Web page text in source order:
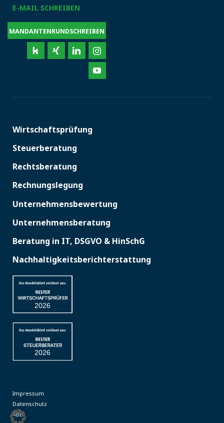
E-MAIL SCHREIBEN
MANDANTENRUNDSCHREIBEN
Wirtschaftsprüfung
Steuerberatung
Rechtsberatung
Rechnungslegung
Unternehmensbewertung
Unternehmensberatung
Beratung in IT, DSGVO & HinSchG
Nachhaltigkeitsberichterstattung
2026
2026
Impressum
Datenschutz
ABB